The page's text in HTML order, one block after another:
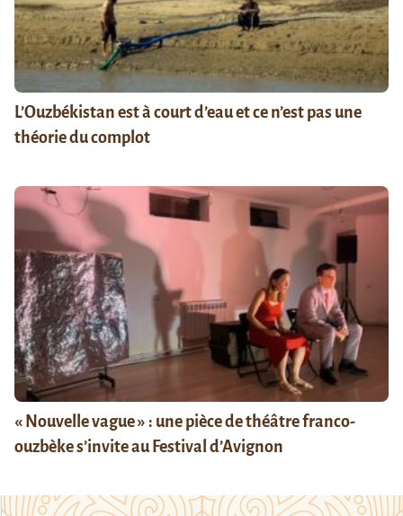
L’Ouzbékistan est à court d’eau et ce n’est pas une
théorie du complot
« Nouvelle vague » : une pièce de théâtre franco-
ouzbèke s’invite au Festival d’Avignon